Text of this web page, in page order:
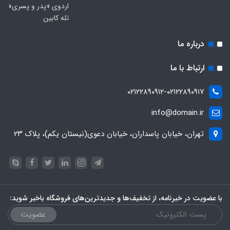
اردوی «پدر و پسری»
تله کابین
درباره ما
ارتباط با ما
۰۲۱۲۲۸۹۰۹۱۲-۰۲۱۲۲۸۹۰۹۱۷
info@domain.ir
تهران، خیابان پاسداران، خیابان دعوی(نیستان یکم)، پلاک ۲۳
با عضویت در خبرنامه، از تخفیف‌ها و جدیدترین‌های فروشگاه باخبر شوید:
عضویت